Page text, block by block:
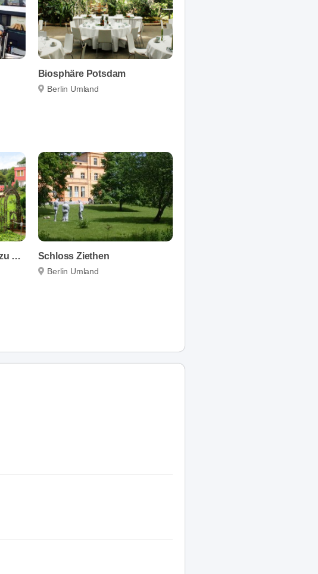
Biosphäre Potsdam
Berlin Umland
The Lakeside Burghotel zu Strausberg Schloss Ziethen
Berlin Umland